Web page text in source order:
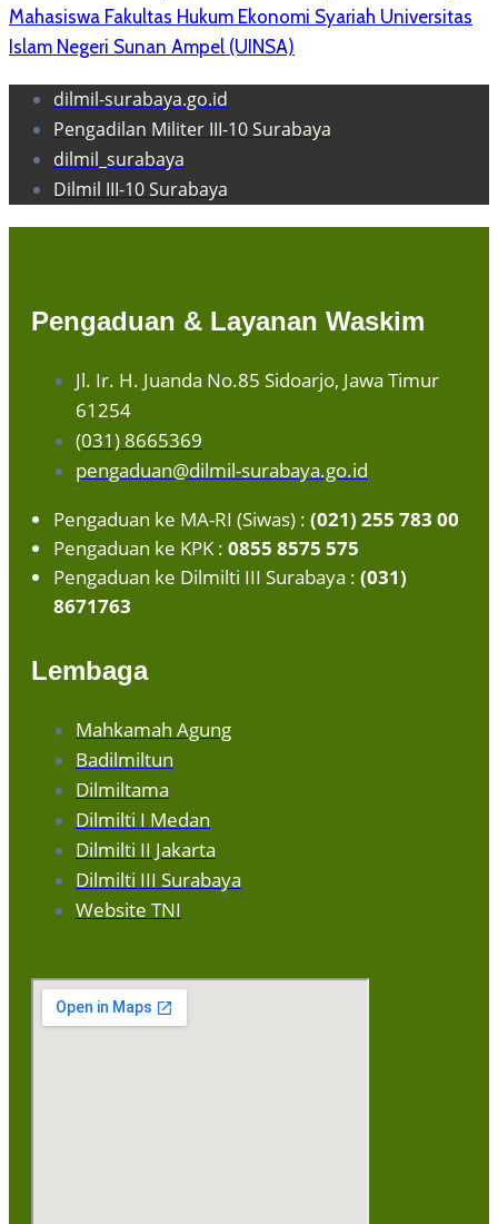
Mahasiswa Fakultas Hukum Ekonomi Syariah Universitas
Islam Negeri Sunan Ampel (UINSA)
dilmil-surabaya.go.id
Pengadilan Militer III-10 Surabaya
dilmil_surabaya
Dilmil III-10 Surabaya
Pengaduan & Layanan Waskim
Jl. Ir. H. Juanda No.85 Sidoarjo, Jawa Timur
61254
(031) 8665369
pengaduan@dilmil-surabaya.go.id
Pengaduan ke MA-RI (Siwas) : (021) 255 783 00
Pengaduan ke KPK : 0855 8575 575
Pengaduan ke Dilmilti III Surabaya : (031)
8671763
Lembaga
Mahkamah Agung
Badilmiltun
Dilmiltama
Dilmilti I Medan
Dilmilti II Jakarta
Dilmilti III Surabaya
Website TNI